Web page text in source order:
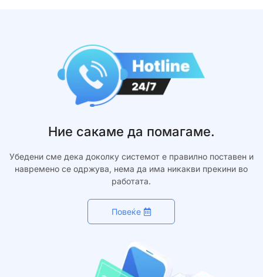
Ние сакаме да помагаме.
Убедени сме дека доколку системот е правилно поставен и
навремено се одржува, нема да има никакви прекини во
работата.
Повеќе